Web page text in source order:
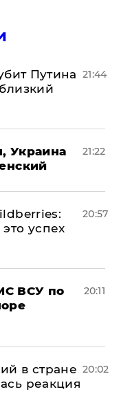
Путина 21:44
Украина
21:22
успех
20:57
ВСУ по
20:11
в стране
реакция
20:02